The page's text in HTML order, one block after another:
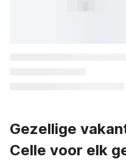
Gezellige
Celle voor elk